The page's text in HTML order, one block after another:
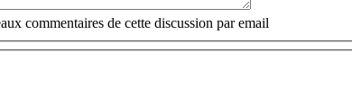
commentaires de cette discussion par email